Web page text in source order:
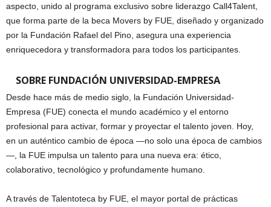
aspecto, unido al programa exclusivo sobre liderazgo Call4Talent,
que forma parte de la beca Movers by FUE, diseñado y organizado
por la Fundación Rafael del Pino, asegura una experiencia
enriquecedora y transformadora para todos los participantes.
SOBRE FUNDACIÓN UNIVERSIDAD-EMPRESA
Desde hace más de medio siglo, la Fundación Universidad-
Empresa (FUE) conecta el mundo académico y el entorno
profesional para activar, formar y proyectar el talento joven. Hoy,
en un auténtico cambio de época —no solo una época de cambios
—, la FUE impulsa un talento para una nueva era: ético,
colaborativo, tecnológico y profundamente humano.
A través de Talentoteca by FUE, el mayor portal de prácticas